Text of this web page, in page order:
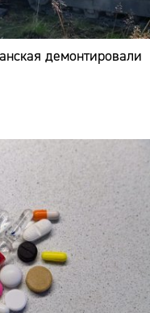
демонтировали